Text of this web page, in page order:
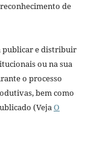
de
publicar e distribuir
ou na sua
o processo
bem como
(VejaO